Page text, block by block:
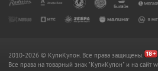
2010-2026 © КупиКупон. Все права защищены.
Все права на товарный знак "КупиКупон" и на сайт